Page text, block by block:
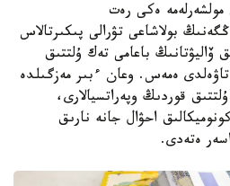
مولشەرلەمە ەكى رەت
بولاشاعى تۋرالى پىكىرتالاس
ۆاليۋتانىڭ باعامى تەك ۇلتتىق
ەمەس. وعان ءبىر مەزگىلدە
قوردىڭ وپەراتسيالارى،
احۋال جانە نارىق
ەتەدى.